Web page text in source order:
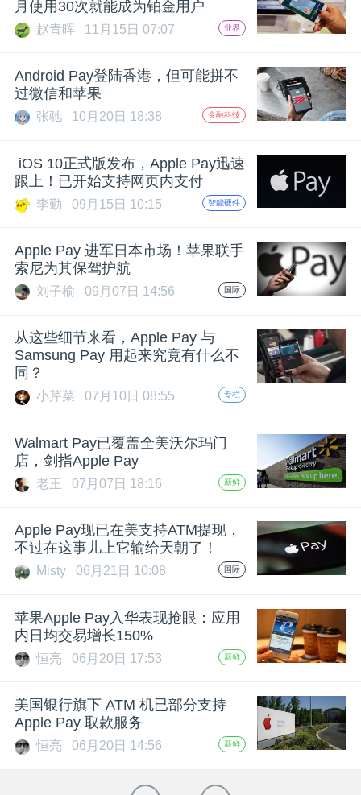
月使用30次就能成为铂金用户
赵青晖 11月15日 07:07 业界
Android Pay登陆香港，但可能拼不
过微信和苹果
张驰 10月20日 18:38 金融科技
iOS 10正式版发布，Apple Pay迅速
跟上！已开始支持网页内支付
李勤 09月15日 10:15 智能硬件
Apple Pay 进军日本市场！苹果联手
索尼为其保驾护航
刘子榆 09月07日 14:56 国际
从这些细节来看，Apple Pay 与
Samsung Pay 用起来究竟有什么不
同？
小芹菜 07月10日 08:55 专栏
Walmart Pay已覆盖全美沃尔玛门
店，剑指Apple Pay
老王 07月07日 18:16 新鲜
Apple Pay现已在美支持ATM提现，
不过在这事儿上它输给天朝了！
Misty 06月21日 10:08 国际
苹果Apple Pay入华表现抢眼：应用
内日均交易增长150%
恒亮 06月20日 17:53 新鲜
美国银行旗下 ATM 机已部分支持
Apple Pay 取款服务
恒亮 06月20日 14:56 新鲜